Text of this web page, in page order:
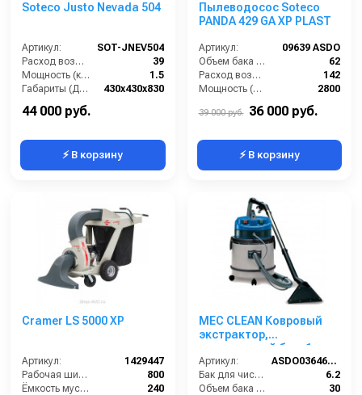
Soteco Justo Nevada 504
Артикул:
SOT-JNEV504
Расход воздуха (л/сек):
39
Мощность (кВт):
1.5
Габариты (ДхШхВ):
430х430х830
Номинальный диаметр принадлежностей (мм):
44 000 руб.
⚡ В корзину
Пылеводосос Soteco
PANDA 429 GA XP PLAST
Артикул:
09639 ASDO
Объем бака (л):
62
Расход воздуха (л/сек):
142
Мощность (Вт):
2800
39 000 руб. 36 000 руб.
⚡ В корзину
Cramer LS 5000 XP
Артикул:
1429447
Рабочая ширина (мм):
800
Ёмкость мусоросборника (л):
240
MEC CLEAN Ковровый
экстрактор,
пластиковый бак, 1
турб, 27 л, бак для
химии 6,2 л.
Артикул:
ASDO03646/CLEAN G6AZ
Бак для чистой воды (л):
6.2
Объем бака (л):
30